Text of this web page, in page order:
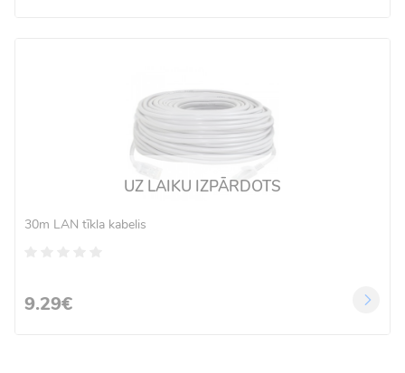
UZ LAIKU IZPĀRDOTS
30m LAN tīkla kabelis
9.29€